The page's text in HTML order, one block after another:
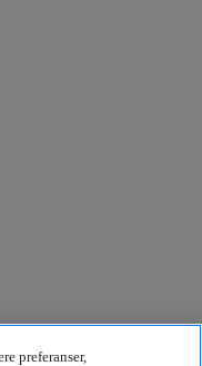
preferanser,